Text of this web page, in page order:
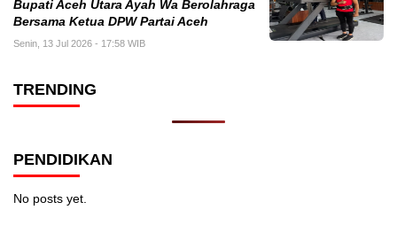
Bupati Aceh Utara Ayah Wa Berolahraga
Bersama Ketua DPW Partai Aceh
Senin, 13 Jul 2026 - 17:58 WIB
TRENDING
PENDIDIKAN
No posts yet.